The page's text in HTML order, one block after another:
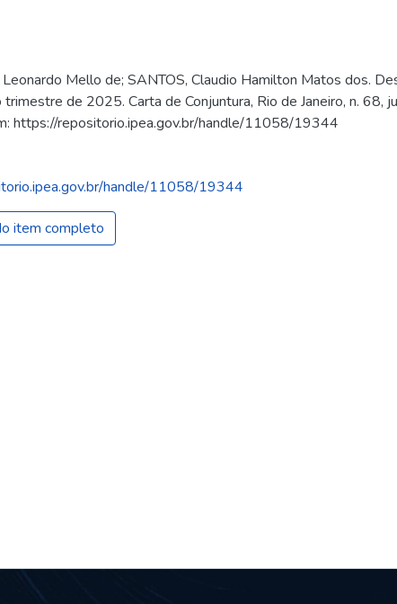
Mello de; SANTOS, Claudio Hamilton Matos dos.
trimestre de 2025. Carta de Conjuntura, Rio de Janeiro, n. 68,
https://repositorio.ipea.gov.br/handle/11058/19344
handle/11058/19344
item completo